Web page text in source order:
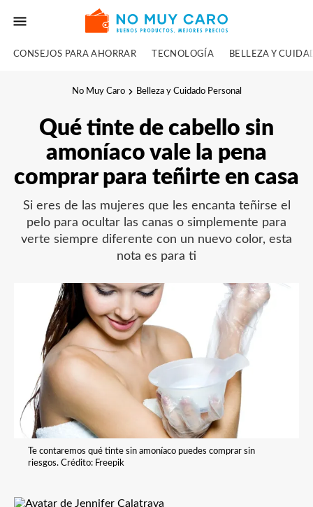
CONSEJOS PARA AHORRAR TECNOLOGÍA BELLEZA Y
No Muy Caro Belleza y Cuidado Personal
Qué tinte de cabello sin
amoníaco vale la pena
comprar para teñirte en casa
Si eres de las mujeres que les encanta teñirse el
pelo para ocultar las canas o simplemente para
verte siempre diferente con un nuevo color, esta
nota es para ti
Te contaremos qué tinte sin amoníaco puedes comprar sin
riesgos. Crédito: Freepik